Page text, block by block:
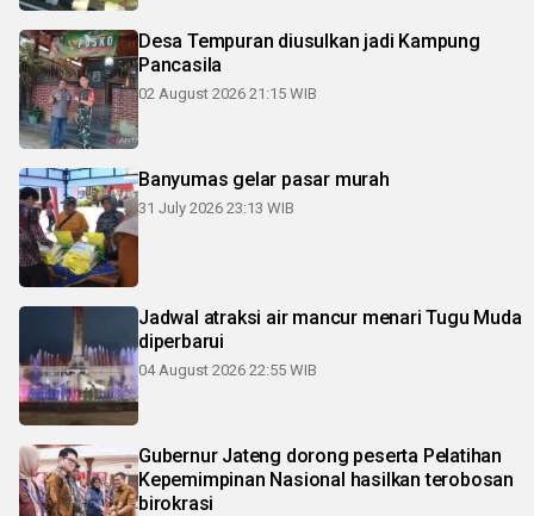
Desa Tempuran diusulkan jadi Kampung
Pancasila
02 August 2026 21:15 WIB
Banyumas gelar pasar murah
31 July 2026 23:13 WIB
Jadwal atraksi air mancur menari Tugu Muda
diperbarui
04 August 2026 22:55 WIB
Gubernur Jateng dorong peserta Pelatihan
Kepemimpinan Nasional hasilkan terobosan
birokrasi